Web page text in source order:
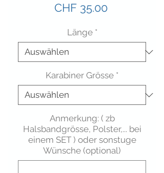
CHF 35.00Preis
Länge *
Karabiner Grösse *
Anmerkung: ( zb
Halsbandgrösse, Polster,... bei
einem SET ) oder sonstuge
Wünsche (optional)